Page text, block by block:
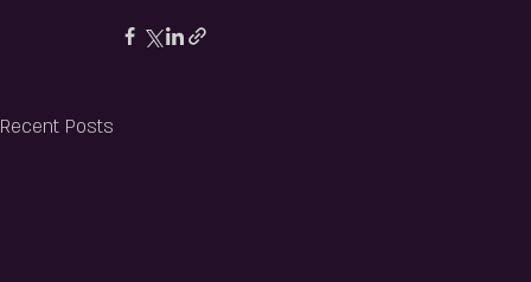
Recent Posts